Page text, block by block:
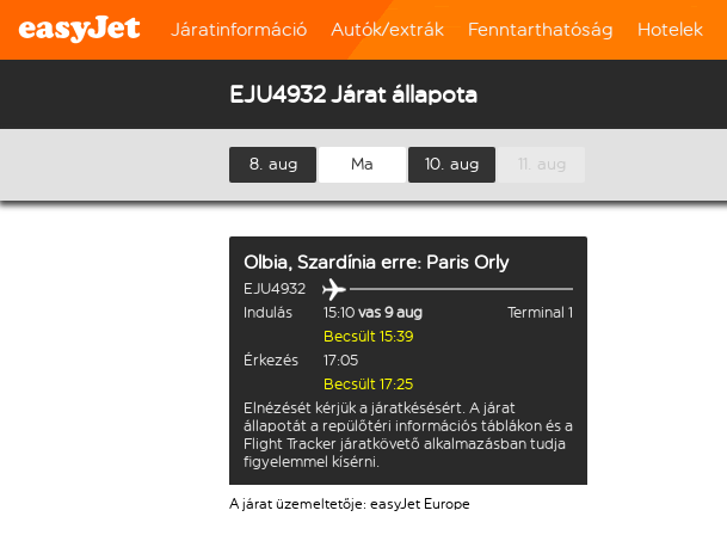
Járatinformáció Autók/extrák Fenntarthatóság Hotelek
EJU4932 Járat állapota
8. aug Ma 10. aug 11. aug
Olbia, Szardínia erre: Paris Orly
EJU4932
Indulás
15:10 vas 9 aug
Terminal 1
Becsült 15:39
Érkezés
17:05
Becsült 17:25
Elnézését kérjük a járatkésésért. A járat
állapotát a repülőtéri információs táblákon és a
Flight Tracker járatkövető alkalmazásban tudja
figyelemmel kísérni.
A járat üzemeltetője: easyJet Europe